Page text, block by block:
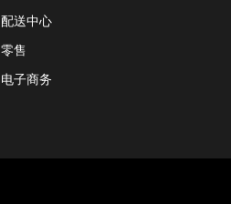
配送中心
零售
电子商务